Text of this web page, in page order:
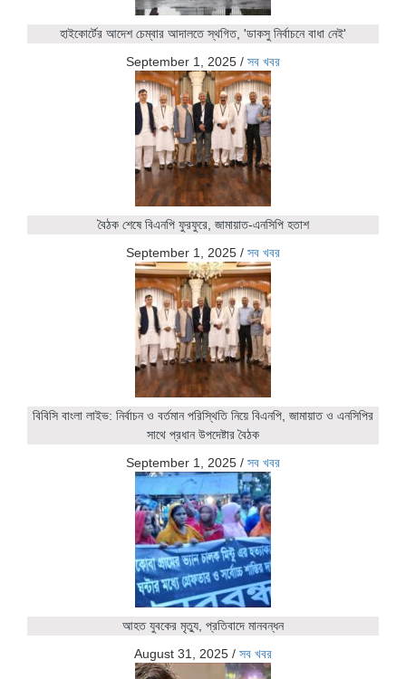
হাইকোর্টের আদেশ চেম্বার আদালতে স্থগিত, 'ডাকসু নির্বাচনে বাধা নেই'
September 1, 2025 / সব খবর
বৈঠক শেষে বিএনপি ফুরফুরে, জামায়াত-এনসিপি হতাশ
September 1, 2025 / সব খবর
বিবিসি বাংলা লাইভ: নির্বাচন ও বর্তমান পরিস্থিতি নিয়ে বিএনপি, জামায়াত ও এনসিপির
সাথে প্রধান উপদেষ্টার বৈঠক
September 1, 2025 / সব খবর
আহত যুবকের মৃত্যু, প্রতিবাদে মানবন্ধন
August 31, 2025 / সব খবর